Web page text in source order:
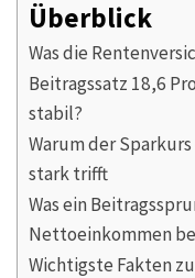
Überblick
Was die
Beitragssatz 18,6
stabil?
Warum der
stark trifft
Was ein
Nettoeinkommen
Wichtigste Fakten